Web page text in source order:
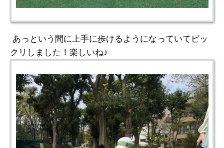
あっという間に上手に歩けるようになっていてビッ
クリしました！楽しいね♪